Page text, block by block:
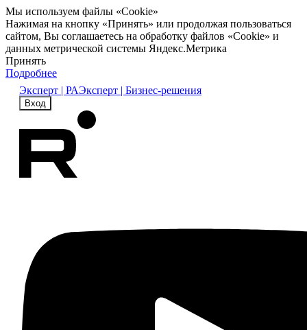
Мы используем файлы «Cookie»
Нажимая на кнопку «Принять» или продолжая пользоваться
сайтом, Вы соглашаетесь на обработку файлов «Cookie» и
данных метрической системы Яндекс.Метрика
Принять
Подробнее
Эксперт | РАЭксперт | Бизнес-решения
Вход